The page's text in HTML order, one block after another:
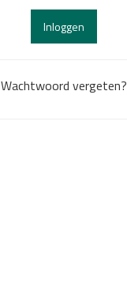
Inloggen
Wachtwoord vergeten?